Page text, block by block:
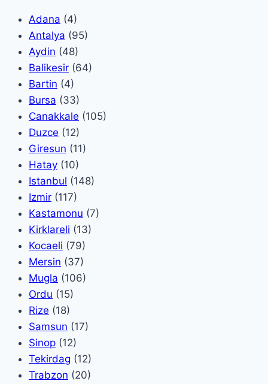
Adana (4)
Antalya (95)
Aydin (48)
Balikesir (64)
Bartin (4)
Bursa (33)
Canakkale (105)
Duzce (12)
Giresun (11)
Hatay (10)
Istanbul (148)
Izmir (117)
Kastamonu (7)
Kirklareli (13)
Kocaeli (79)
Mersin (37)
Mugla (106)
Ordu (15)
Rize (18)
Samsun (17)
Sinop (12)
Tekirdag (12)
Trabzon (20)